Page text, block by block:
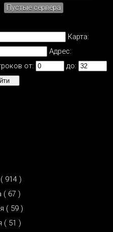
Пустые сервера
Карта:
Адрес:
от:
до:
( 914 )
( 67 )
( 59 )
( 51 )